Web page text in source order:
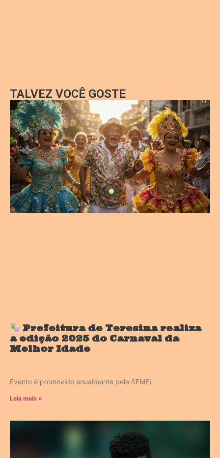
TALVEZ VOCÊ GOSTE
Prefeitura de Teresina realiza
a edição 2025 do Carnaval da
Melhor Idade
Evento é promovido anualmente pela SEMEL
Leia mais »